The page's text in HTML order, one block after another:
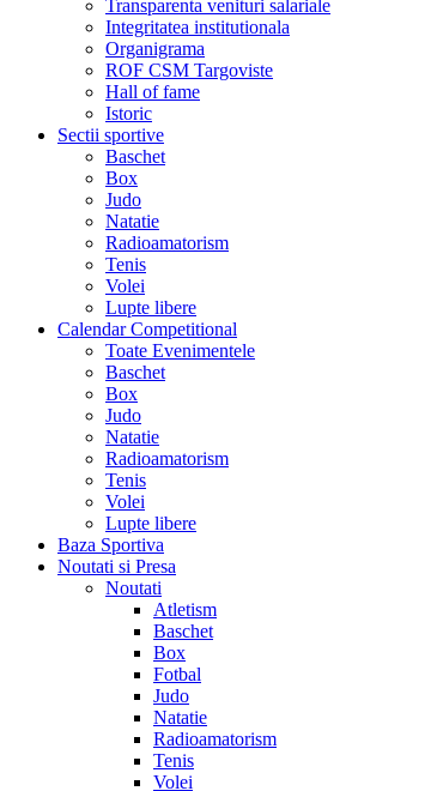
Transparenta venituri salariale
Integritatea institutionala
Organigrama
ROF CSM Targoviste
Hall of fame
Istoric
Sectii sportive
Baschet
Box
Judo
Natatie
Radioamatorism
Tenis
Volei
Lupte libere
Calendar Competitional
Toate Evenimentele
Baschet
Box
Judo
Natatie
Radioamatorism
Tenis
Volei
Lupte libere
Baza Sportiva
Noutati si Presa
Noutati
Atletism
Baschet
Box
Fotbal
Judo
Natatie
Radioamatorism
Tenis
Volei